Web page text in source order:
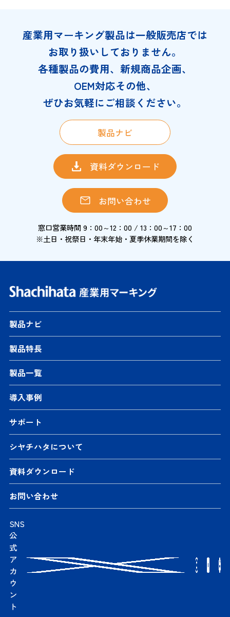
産業用マーキング製品は一般販売店では
お取り扱いしておりません。
各種製品の費用、新規商品企画、
OEM対応その他、
ぜひお気軽にご相談ください。
製品ナビ
資料ダウンロード
お問い合わせ
窓口営業時間 9：00～12：00 / 13：00～17：00
※土日・祝祭日・年末年始・夏季休業期間を除く
製品ナビ
製品特長
製品一覧
導入事例
サポート
シヤチハタについて
資料ダウンロード
お問い合わせ
SNS
公
式
ア
カ
ウ
ン
ト